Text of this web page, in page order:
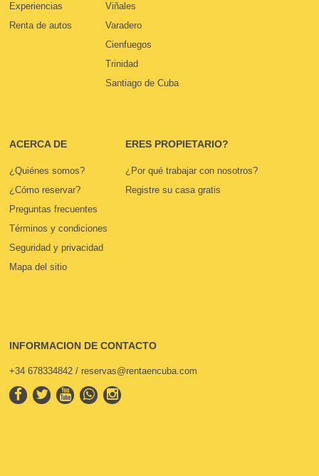
Experiencias
Renta de autos
Viñales
Varadero
Cienfuegos
Trinidad
Santiago de Cuba
ACERCA DE
¿Quiénes somos?
¿Cómo reservar?
Preguntas frecuentes
Términos y condiciones
Seguridad y privacidad
Mapa del sitio
ERES PROPIETARIO?
¿Por qué trabajar con nosotros?
Registre su casa gratis
INFORMACION DE CONTACTO
+34 678334842 / reservas@rentaencuba.com